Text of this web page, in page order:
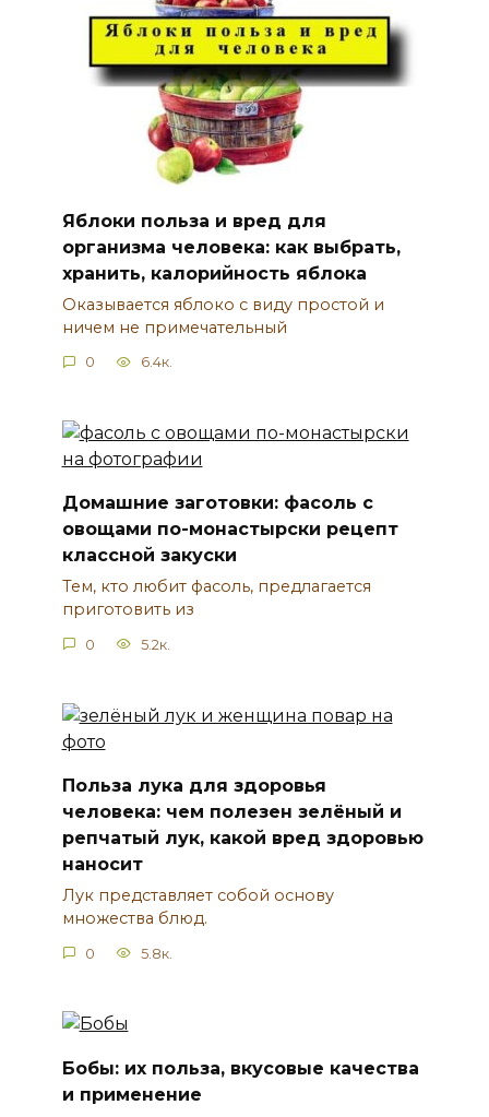
Яблоки польза и вред для
организма человека: как выбрать,
хранить, калорийность яблока
Оказывается яблоко с виду простой и
ничем не примечательный
0 6.4к.
Домашние заготовки: фасоль с
овощами по-монастырски рецепт
классной закуски
Тем, кто любит фасоль, предлагается
приготовить из
0 5.2к.
Польза лука для здоровья
человека: чем полезен зелёный и
репчатый лук, какой вред здоровью
наносит
Лук представляет собой основу
множества блюд.
0 5.8к.
Бобы: их польза, вкусовые качества
и применение